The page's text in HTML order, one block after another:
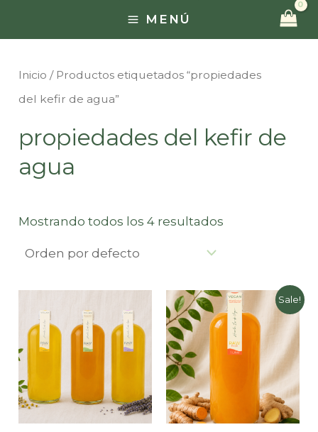
al
MAIN
MENÚ
Inicio / Productos etiquetados “propiedades
del kefir de agua”
propiedades del kefir de
agua
Mostrando todos los 4 resultados
Sale!